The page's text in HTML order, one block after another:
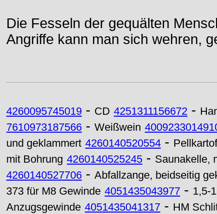
Die Fesseln der gequälten
Angriffe kann man sich wehren,
4260095745019 - CD 4251311156672 -
7610973187566 - Weißwein
und geklammert 4260140520554 -
mit Bohrung 4260140525245 - Saunakelle,
4260140527706 - Abfallzange, beidseitig
373 für M8 Gewinde 4051435043977 - 1,5-
Anzugsgewinde 4051435041317 - HM